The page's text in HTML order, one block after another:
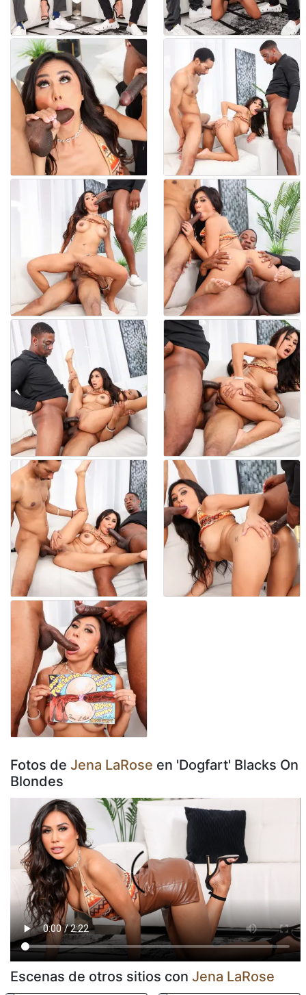
Fotos de Jena LaRose en 'Dogfart' Blacks On
Blondes
Escenas de otros sitios con Jena LaRose